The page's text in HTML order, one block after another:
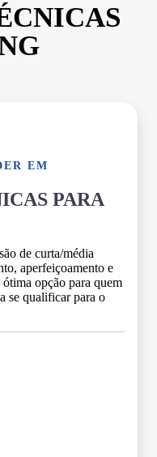
EM
PARA
de curta/média
aperfeiçoamento e
opção para quem
se qualificar para o